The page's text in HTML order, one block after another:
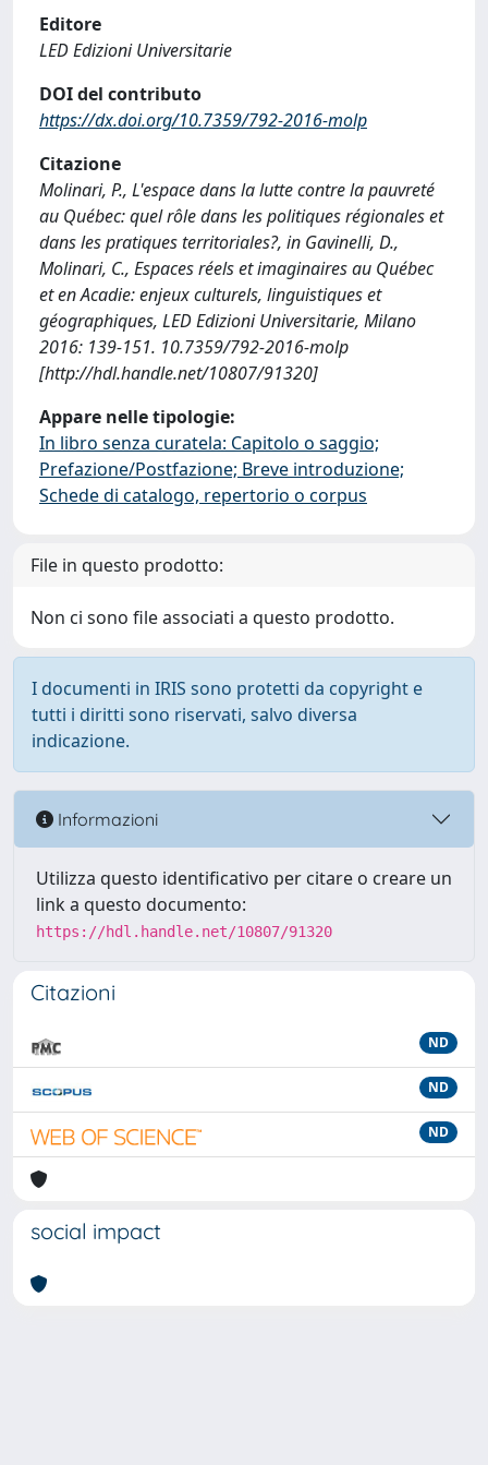
Editore
LED Edizioni Universitarie
DOI del contributo
https://dx.doi.org/10.7359/792-2016-molp
Citazione
Molinari, P., L'espace dans la lutte contre la pauvreté
au Québec: quel rôle dans les politiques régionales et
dans les pratiques territoriales?, in Gavinelli, D.,
Molinari, C., Espaces réels et imaginaires au Québec
et en Acadie: enjeux culturels, linguistiques et
géographiques, LED Edizioni Universitarie, Milano
2016: 139-151. 10.7359/792-2016-molp
[http://hdl.handle.net/10807/91320]
Appare nelle tipologie:
In libro senza curatela: Capitolo o saggio;
Prefazione/Postfazione; Breve introduzione;
Schede di catalogo, repertorio o corpus
File in questo prodotto:
Non ci sono file associati a questo prodotto.
I documenti in IRIS sono protetti da copyright e
tutti i diritti sono riservati, salvo diversa
indicazione.
Informazioni
Utilizza questo identificativo per citare o creare un
link a questo documento:
https://hdl.handle.net/10807/91320
Citazioni
ND
ND
ND
social impact